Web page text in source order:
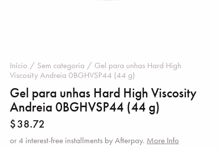
Início Sem categoria
Gel para unhas Hard High
Viscosity Andreia 0BGHVSP44 (44 g)
Gel para unhas Hard High Viscosity
Andreia 0BGHVSP44 (44 g)
$38.72
or 4 interest-free installments by Afterpay. More Info